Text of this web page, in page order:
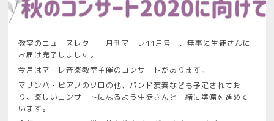
教室のニュースレター「月刊マーレ11月号」、無事に生徒さんに
お届け完了しました。
今月はマーレ音楽教室主催のコンサートがあります。
マリンバ・ピアノのソロの他、バンド演奏なども予定されてお
り、楽しいコンサートになるよう生徒さんと一緒に準備を進めて
います。